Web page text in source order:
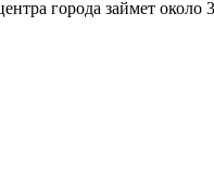
города займет около